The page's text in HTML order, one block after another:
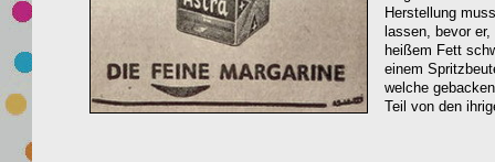
Herstellung
lassen, bevor
heißem Fett
einem
welche
Teil von den